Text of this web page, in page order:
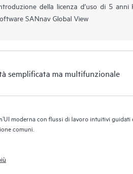
della licenza d’uso di 5
SANnav Global View
semplificata ma multifunzionale
moderna con flussi di lavoro intuitivi guidati
comuni.